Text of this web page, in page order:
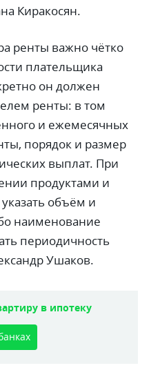
Киракосян.
ренты важно чётко
плательщика
он должен
ренты: в том
и ежемесячных
порядок и размер
выплат. При
продуктами и
объём и
наименование
периодичность
Ушаков.
в ипотеку